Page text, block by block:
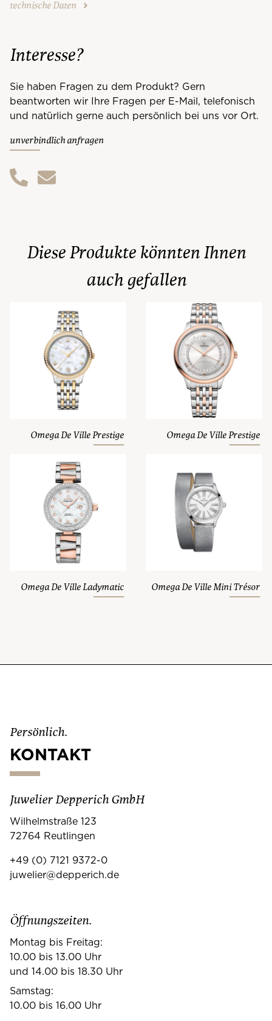
technische Daten
Interesse?
Sie haben Fragen zu dem Produkt? Gern
beantworten wir Ihre Fragen per E-Mail, telefonisch
und natürlich gerne auch persönlich bei uns vor Ort.
unverbindlich anfragen
Diese Produkte könnten Ihnen
auch gefallen
Omega De Ville Prestige Omega De Ville Prestige
Omega De Ville Ladymatic Omega De Ville Mini Trésor
Persönlich.
KONTAKT
Juwelier Depperich GmbH
Wilhelmstraße 123
72764 Reutlingen
+49 (0) 7121 9372-0
juwelier@depperich.de
Öffnungszeiten.
Montag bis Freitag:
10.00 bis 13.00 Uhr
und 14.00 bis 18.30 Uhr
Samstag:
10.00 bis 16.00 Uhr